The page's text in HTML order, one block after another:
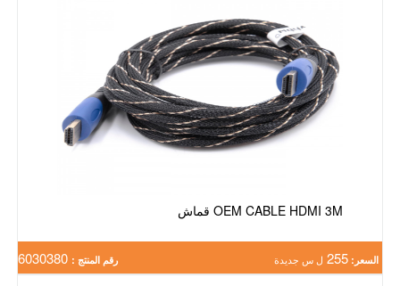
OEM CABLE HDMI 3M قماش
السعر: 255 ل س جديدة رقم المنتج :